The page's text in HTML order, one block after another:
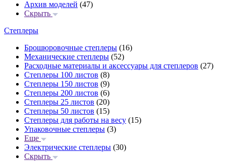
Архив моделей (47)
Скрыть
Степлеры
Брошюровочные степлеры (16)
Механические степлеры (52)
Расходные материалы и аксессуары для степлеров (27)
Степлеры 100 листов (8)
Степлеры 150 листов (9)
Степлеры 200 листов (6)
Степлеры 25 листов (20)
Степлеры 50 листов (15)
Степлеры для работы на весу (15)
Упаковочные степлеры (3)
Еще
Электрические степлеры (30)
Скрыть